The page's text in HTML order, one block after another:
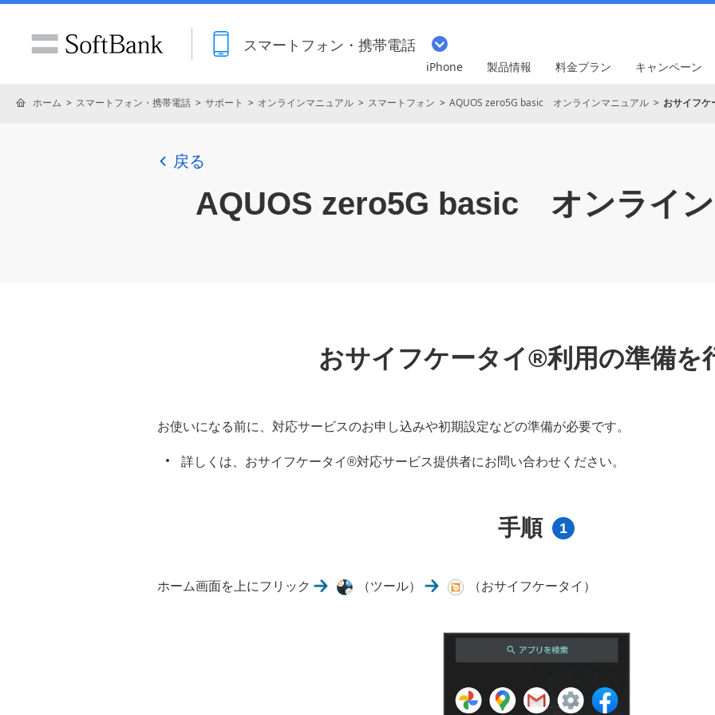
スマートフォン・携帯電話
iPhone 製品情報 料金プラン キャンペーン
ホーム スマートフォン・携帯電話 サポート オンラインマニュアル スマートフォン AQUOS zero5G basic オンラインマニュアル おサイフ
戻る
AQUOS zero5G basic オンライ
おサイフケータイ®利用の準備を
お使いになる前に、対応サービスのお申し込みや初期設定などの準備が必要です。
詳しくは、おサイフケータイ®対応サービス提供者にお問い合わせください。
手順 1
ホーム画面を上にフリック （ツール） （おサイフケータイ）